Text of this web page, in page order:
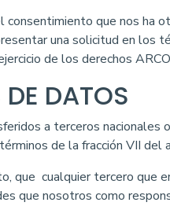
consentimiento que nos
una solicitud en los
de los derechos
DATOS
a terceros
de la fracción VII del
que cualquier tercero que
que nosotros como